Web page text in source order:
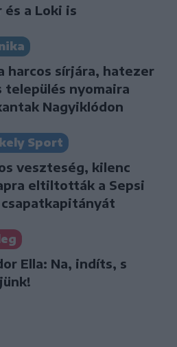
és a Loki is
harcos sírjára, hatezer
település nyomaira
Nagyiklódon
Sport
veszteség, kilenc
eltiltották a Sepsi
csapatkapitányát
Ella: Na, indíts, s